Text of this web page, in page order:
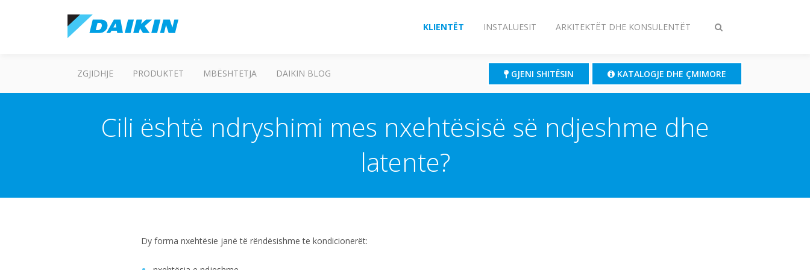
Ndrysho
KLIENTËT INSTALUESIT ARKITEKTËT DHE KONSULENTËT
ZGJIDHJE PRODUKTET MBËSHTETJA DAIKIN BLOG GJENI SHITËSIN KATALOGJE DHE ÇMIMORE
Cili është ndryshimi mes nxehtësisë së ndjeshme dhe
latente?
Dy forma nxehtësie janë të rëndësishme te kondicionerët: